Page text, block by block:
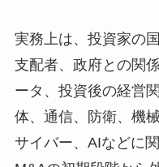
実務上は、投資家の
支配者、政府との関
ータ、投資後の経営
体、通信、防衛、機
サイバー、AIなどに